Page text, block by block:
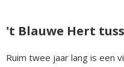
't Blauwe Hert
Ruim twee jaar lang is een